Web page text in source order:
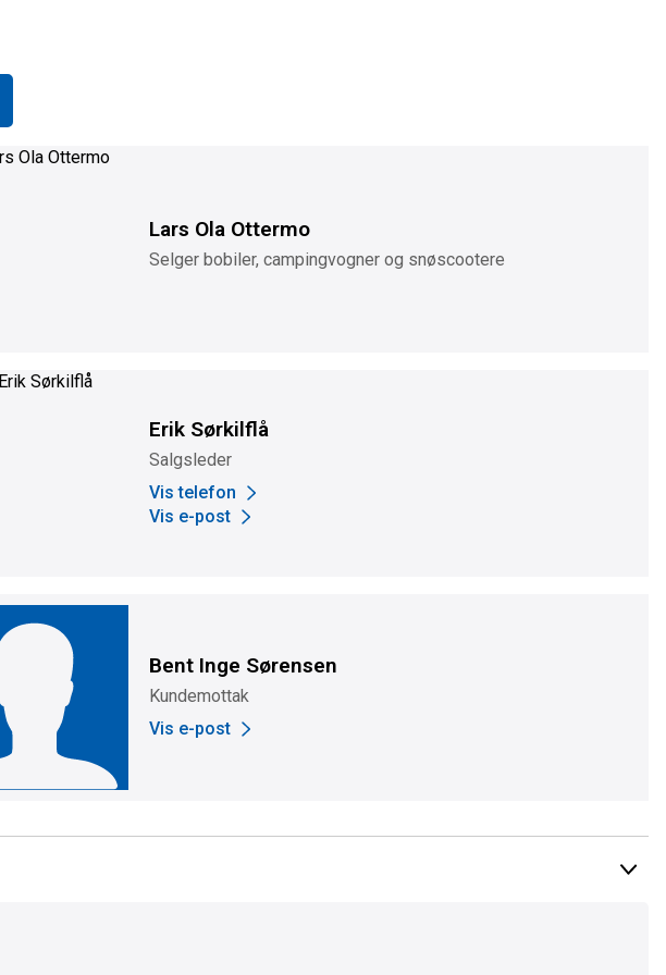
Lars Ola Ottermo
Selger bobiler, campingvogner og snøscootere
Erik Sørkilflå
Salgsleder
Vis telefon
Vis e-post
Bent Inge Sørensen
Kundemottak
Vis e-post